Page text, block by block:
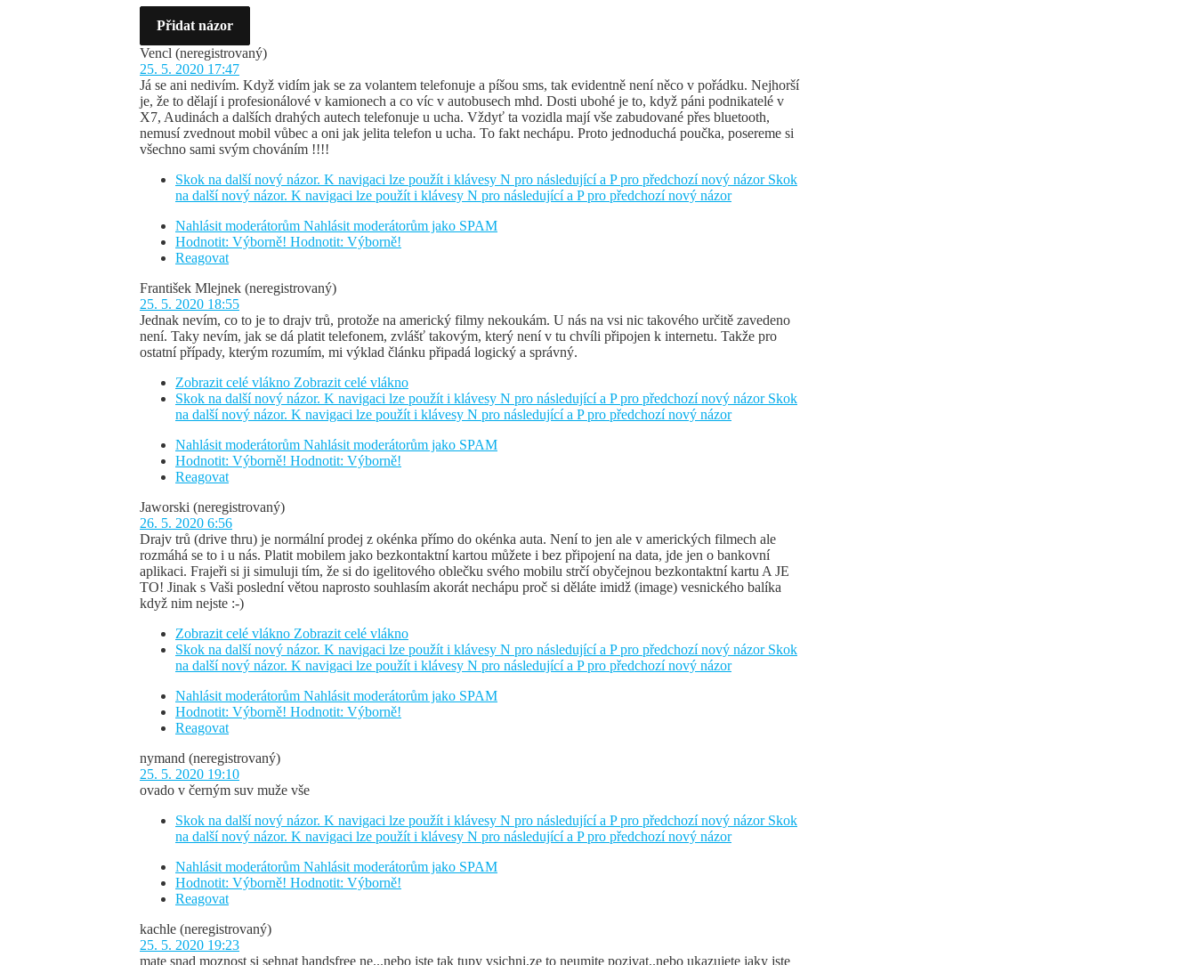
Přidat názor
Vencl (neregistrovaný)
25. 5. 2020 17:47
Já se ani nedivím. Když vidím jak se za volantem telefonuje a píšou sms, tak evidentně není něco v pořádku. Nejhorší
je, že to dělají i profesionálové v kamionech a co víc v autobusech mhd. Dosti ubohé je to, když páni podnikatelé v
X7, Audinách a dalších drahých autech telefonuje u ucha. Vždyť ta vozidla mají vše zabudované přes bluetooth,
nemusí zvednout mobil vůbec a oni jak jelita telefon u ucha. To fakt nechápu. Proto jednoduchá poučka, posereme si
všechno sami svým chováním !!!!
Skok na další nový názor. K navigaci lze použít i klávesy N pro následující a P pro předchozí nový názor Skok
na další nový názor. K navigaci lze použít i klávesy N pro následující a P pro předchozí nový názor
Nahlásit moderátorům Nahlásit moderátorům jako SPAM
Hodnotit: Výborně! Hodnotit: Výborně!
Reagovat
František Mlejnek (neregistrovaný)
25. 5. 2020 18:55
Jednak nevím, co to je to drajv trů, protože na americký filmy nekoukám. U nás na vsi nic takového určitě zavedeno
není. Taky nevím, jak se dá platit telefonem, zvlášť takovým, který není v tu chvíli připojen k internetu. Takže pro
ostatní případy, kterým rozumím, mi výklad článku připadá logický a správný.
Zobrazit celé vlákno Zobrazit celé vlákno
Skok na další nový názor. K navigaci lze použít i klávesy N pro následující a P pro předchozí nový názor Skok
na další nový názor. K navigaci lze použít i klávesy N pro následující a P pro předchozí nový názor
Nahlásit moderátorům Nahlásit moderátorům jako SPAM
Hodnotit: Výborně! Hodnotit: Výborně!
Reagovat
Jaworski (neregistrovaný)
26. 5. 2020 6:56
Drajv trů (drive thru) je normální prodej z okénka přímo do okénka auta. Není to jen ale v amerických filmech ale
rozmáhá se to i u nás. Platit mobilem jako bezkontaktní kartou můžete i bez připojení na data, jde jen o bankovní
aplikaci. Frajeři si ji simuluji tím, že si do igelitového oblečku svého mobilu strčí obyčejnou bezkontaktní kartu A JE
TO! Jinak s Vaši poslední větou naprosto souhlasím akorát nechápu proč si děláte imidž (image) vesnického balíka
když nim nejste :-)
Zobrazit celé vlákno Zobrazit celé vlákno
Skok na další nový názor. K navigaci lze použít i klávesy N pro následující a P pro předchozí nový názor Skok
na další nový názor. K navigaci lze použít i klávesy N pro následující a P pro předchozí nový názor
Nahlásit moderátorům Nahlásit moderátorům jako SPAM
Hodnotit: Výborně! Hodnotit: Výborně!
Reagovat
nymand (neregistrovaný)
25. 5. 2020 19:10
ovado v černým suv muže vše
Skok na další nový názor. K navigaci lze použít i klávesy N pro následující a P pro předchozí nový názor Skok
na další nový názor. K navigaci lze použít i klávesy N pro následující a P pro předchozí nový názor
Nahlásit moderátorům Nahlásit moderátorům jako SPAM
Hodnotit: Výborně! Hodnotit: Výborně!
Reagovat
kachle (neregistrovaný)
25. 5. 2020 19:23
mate snad moznost si sehnat handsfree ne...nebo jste tak tupy vsichni,ze to neumite pozivat..nebo ukazujete jaky jste